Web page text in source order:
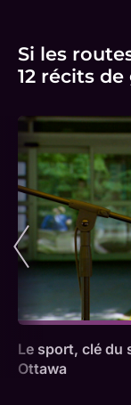
Si les
12 récits
Le sport, clé du
Ottawa